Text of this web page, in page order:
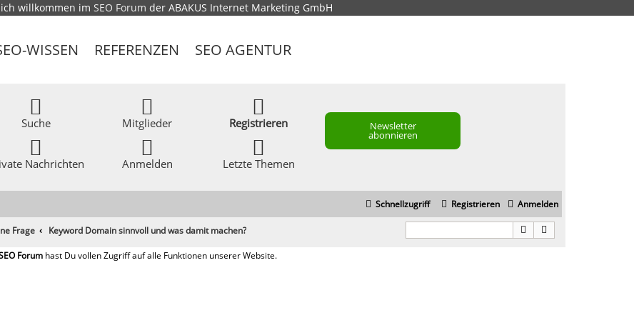
willkommen im SEO Forum der ABAKUS Internet Marketing GmbH
WISSEN REFERENZEN SEO AGENTUR
Suche
Nachrichten
Mitglieder
Anmelden
Registrieren
Letzte Themen
Newsletter
abonnieren
Schnellzugriff Anmelden
Registrieren
Frage Keyword Domain sinnvoll und was damit machen?